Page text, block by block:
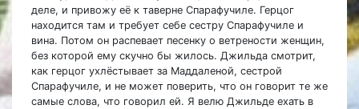
деле, и привожу её к таверне Спарафучиле. Герцог
находится там и требует себе сестру Спарафучиле и
вина. Потом он распевает песенку о ветрености женщин,
без которой ему скучно бы жилось. Джильда смотрит,
как герцог ухлёстывает за Маддаленой, сестрой
Спарафучиле, и не может поверить, что он говорит те же
самые слова, что говорил ей. Я велю Джильде ехать в